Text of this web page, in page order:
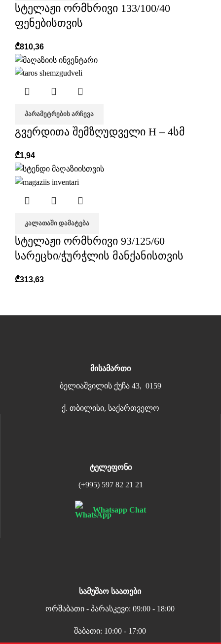
სტელაჟი ორმხრივი 133/100/40
ფენებისთვის
₾810,36
ᲞᲐᲠᲐᲛᲔᲢᲠᲔᲑᲘᲡ ᲐᲠᲩᲔᲕᲐ
გვერდითა შემზღუდველი H – 4სმ
₾1,94
ᲙᲐᲚᲐᲗᲐᲨᲘ ᲓᲐᲛᲐᲢᲔᲑᲐ
სტელაჟი ორმხრივი 93/125/60
სარეცხი/ჭურჭლის მანქანისთვის
₾313,63
მისამართი
ბელიაშვილის ქუჩა 43, 0159
ქ. თბილისი, საქართველო
ტელეფონი
(+995) 597 82 21 21
Whatsapp Chat
სამუშაო საათები
ორშაბათი - პარასკევი: 09:00 - 18:00
შაბათი: 10:00 - 17:00